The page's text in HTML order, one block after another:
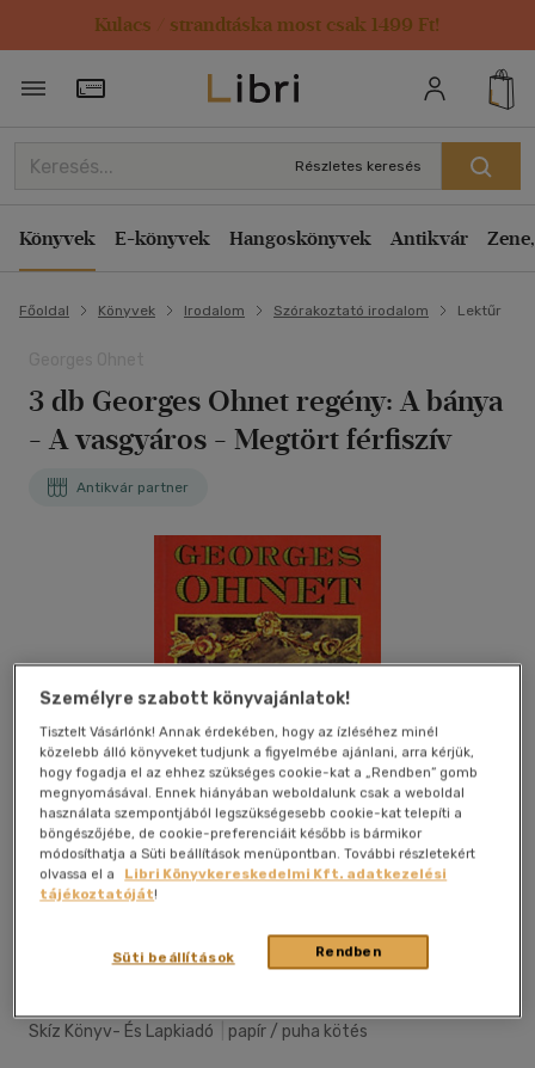
Kulacs / strandtáska most csak 1499 Ft!
Törzsvásárlói Kártya adatai
Részletes keresés
Könyvek E-könyvek Hangoskönyvek Antikvár
Főoldal Könyvek Irodalom Szórakoztató irodalom Lektűr
3 db Georges Ohnet regény: A bánya
- A vasgyáros - Megtört férfiszív
Antikvár partner
Skíz Könyv- És Lapkiadó papír / puha kötés
Személyre szabott könyvajánlatok!
Tisztelt Vásárlónk! Annak érdekében, hogy az ízléséhez minél
közelebb álló könyveket tudjunk a figyelmébe ajánlani, arra kérjük,
hogy fogadja el az ehhez szükséges cookie-kat a „Rendben” gomb
megnyomásával. Ennek hiányában weboldalunk csak a weboldal
használata szempontjából legszükségesebb cookie-kat telepíti a
böngészőjébe, de cookie-preferenciáit később is bármikor
módosíthatja a Süti beállítások menüpontban. További részletekért
olvassa el a
Libri Könyvkereskedelmi Kft. adatkezelési
tájékoztatóját!
Rendben
Süti beállítások